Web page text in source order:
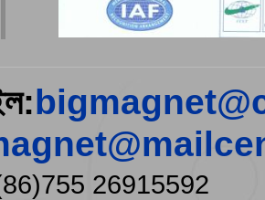
(86)755 26915592